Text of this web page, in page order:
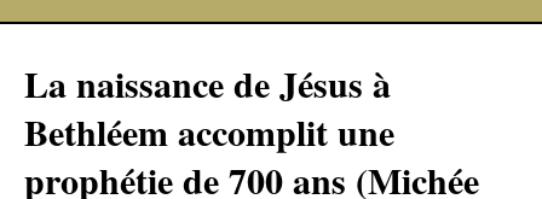
La naissance de Jésus à
Bethléem accomplit une
prophétie de 700 ans (Michée